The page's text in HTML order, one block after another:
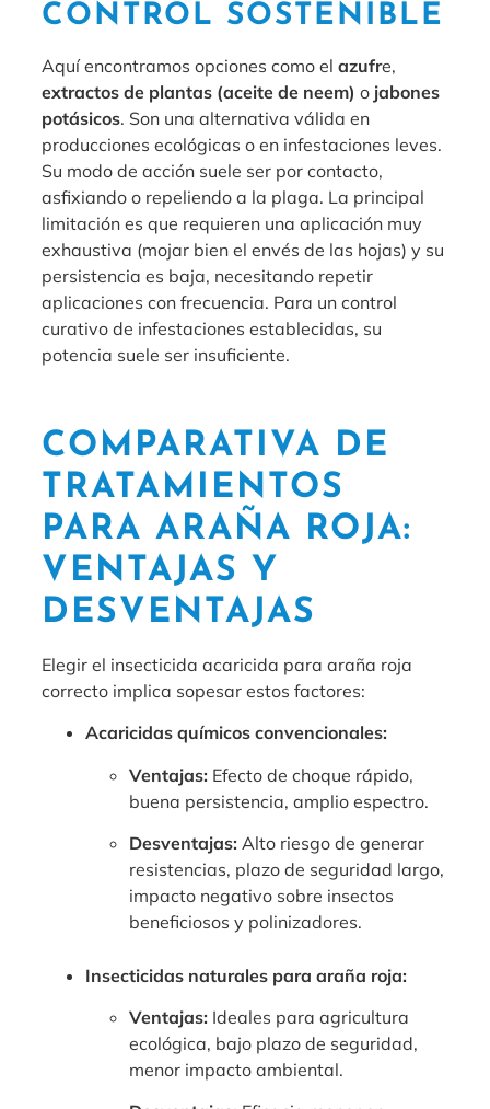
CONTROL SOSTENIBLE
Aquí encontramos opciones como el azufre,
extractos de plantas (aceite de neem) o jabones
potásicos. Son una alternativa válida en
producciones ecológicas o en infestaciones leves.
Su modo de acción suele ser por contacto,
asfixiando o repeliendo a la plaga. La principal
limitación es que requieren una aplicación muy
exhaustiva (mojar bien el envés de las hojas) y su
persistencia es baja, necesitando repetir
aplicaciones con frecuencia. Para un control
curativo de infestaciones establecidas, su
potencia suele ser insuficiente.
COMPARATIVA DE
TRATAMIENTOS
PARA ARAÑA ROJA:
VENTAJAS Y
DESVENTAJAS
Elegir el insecticida acaricida para araña roja
correcto implica sopesar estos factores:
Acaricidas químicos convencionales:
Ventajas: Efecto de choque rápido,
buena persistencia, amplio espectro.
Desventajas: Alto riesgo de generar
resistencias, plazo de seguridad largo,
impacto negativo sobre insectos
beneficiosos y polinizadores.
Insecticidas naturales para araña roja:
Ventajas: Ideales para agricultura
ecológica, bajo plazo de seguridad,
menor impacto ambiental.